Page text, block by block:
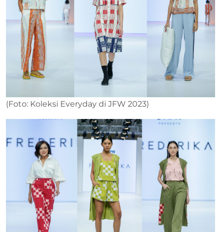
(Foto: Koleksi Everyday di JFW 2023)